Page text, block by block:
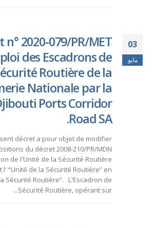
03
مايو
n° 2020-079/PR/MET
des Escadrons de
Routière de la
Nationale par la
Ports Corridor
Road SA.
décret a pour objet de modifier
du décret 2008-210/PR/MDN
de l'Unité de la Sécurité Routière
“Unité de la Sécurité Routière” en
Sécurité Routière”. L'Escadron de
Sécurité Routière, opérant sur...